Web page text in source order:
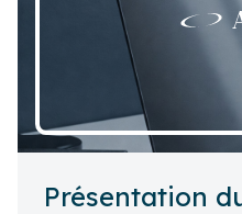
Présentation